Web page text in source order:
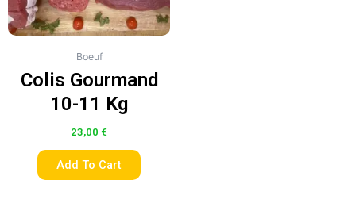
Boeuf
Colis Gourmand
10-11 Kg
23,00 €
Add To Cart